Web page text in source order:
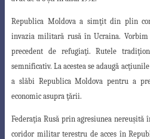
Republica Moldova a simţit din plin
invazia militară rusă în Ucraina.
precedent de refugiaţi. Rutele
semnificativ. La acestea se adaugă acţiunile
a slăbi Republica Moldova pentru a
economic asupra ţării.
Federaţia Rusă prin agresiunea
coridor militar terestru de acces în